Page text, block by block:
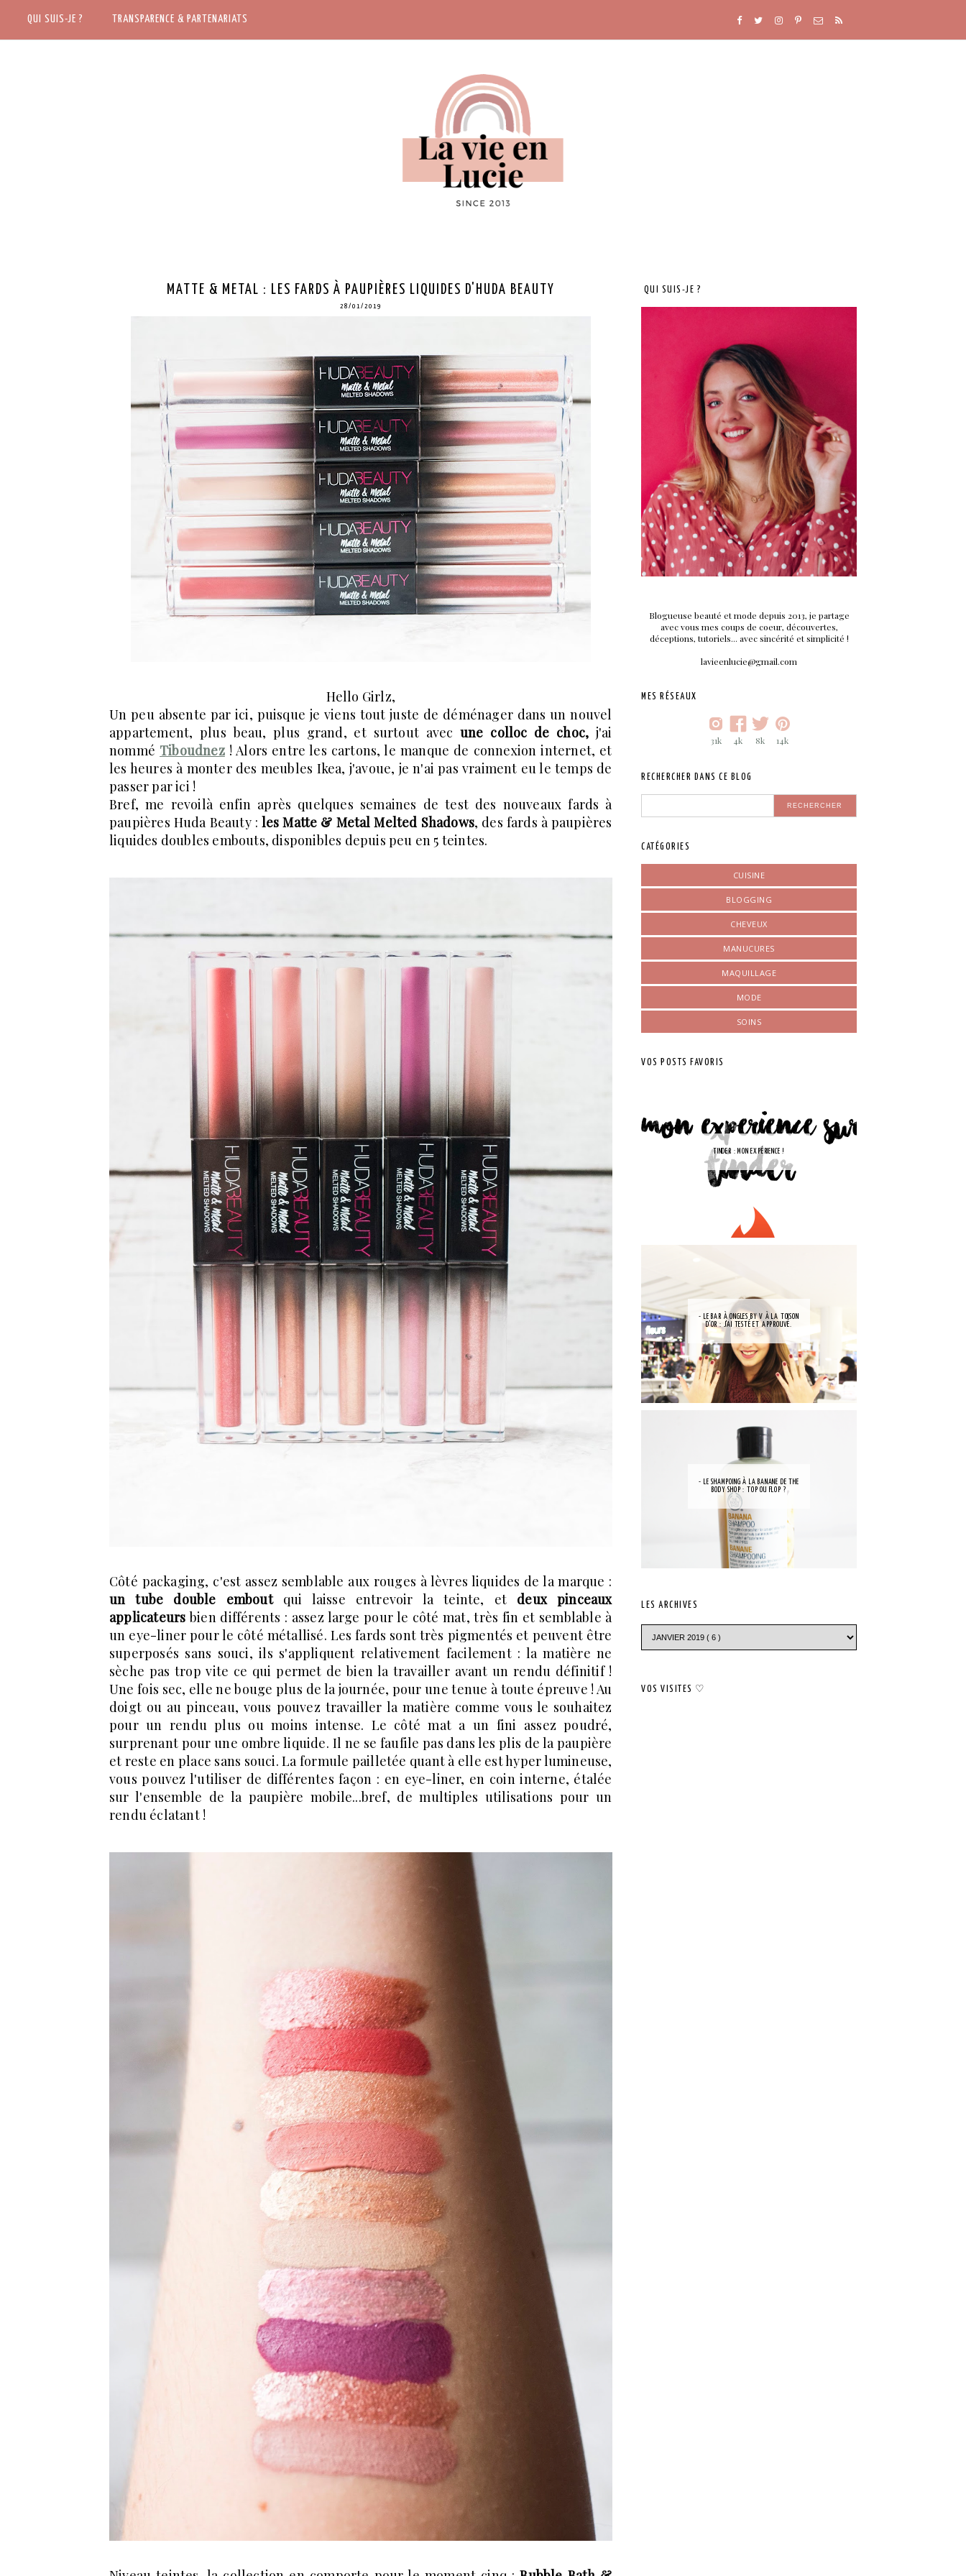
ACCUEIL QUI SUIS-JE ? TRANSPARENCE & PARTENARIATS
MATTE & METAL : LES FARDS À PAUPIÈRES LIQUIDES D'HUDA BEAUTY
28/01/2019
Hello Girlz,
Un peu absente par ici, puisque je viens tout juste de déménager dans un nouvel
appartement, plus beau, plus grand, et surtout avecune colloc de choc, j'ai
nommé Tiboudnez! Alors entre les cartons, le manque de connexion internet, et
les heures à monter des meubles Ikea, j'avoue, je n'ai pas vraiment eu le temps de
passer par ici !
Bref, me revoilà enfin après quelques semaines de test des nouveaux fards à
paupières Huda Beauty : les Matte & Metal Melted Shadows, des fards à paupières
liquides doubles embouts, disponibles depuis peu en 5 teintes.
Côté packaging, c'est assez semblable aux rouges à lèvres liquides de la marque :
un tube double emboutqui laisse entrevoir la teinte, et deux pinceaux
applicateursbien différents : assez large pour le côté mat, très fin et semblable à
un eye-liner pour le côté métallisé. Les fards sont très pigmentés et peuvent être
superposés sans souci, ils s'appliquent relativement facilement : la matière ne
sèche pas trop vite ce qui permet de bien la travailler avant un rendu définitif !
Une fois sec, elle ne bouge plus de la journée, pour une tenue à toute épreuve ! Au
doigt ou au pinceau, vous pouvez travailler la matière comme vous le souhaitez
pour un rendu plus ou moins intense. Le côté mat a un fini assez poudré,
surprenant pour une ombre liquide. Il ne se faufile pas dans les plis de la paupière
et reste en place sans souci. La formule pailletée quant à elle est hyper lumineuse,
vous pouvez l'utiliser de différentes façon : en eye-liner, en coin interne, étalée
sur l'ensemble de la paupière mobile...bref, de multiples utilisations pour un
rendu éclatant !
QUI SUIS-JE ?
Blogueuse beauté et mode depuis 2013, je partage
avec vous mes coups de coeur, découvertes,
déceptions, tutoriels... avec sincérité et simplicité !
lavieenlucie@gmail.com
MES RÉSEAUX
31k 4k 8k 14k
RECHERCHER DANS CE BLOG
CATÉGORIES
CUISINE
BLOGGING
CHEVEUX
MANUCURES
MAQUILLAGE
MODE
SOINS
VOS POSTS FAVORIS
TINDER : MON EXPÉRIENCE !
- LE BAR À ONGLES BY V À LA TOISON
D'OR : J'AI TESTÉ ET APPROUVÉ.
- LE SHAMPOING À LA BANANE DE THE
BODY SHOP : TOP OU FLOP ?
LES ARCHIVES
VOS VISITES ♡
QUI SUIS-JE ? TRANSPARENCE & PARTENARIATS